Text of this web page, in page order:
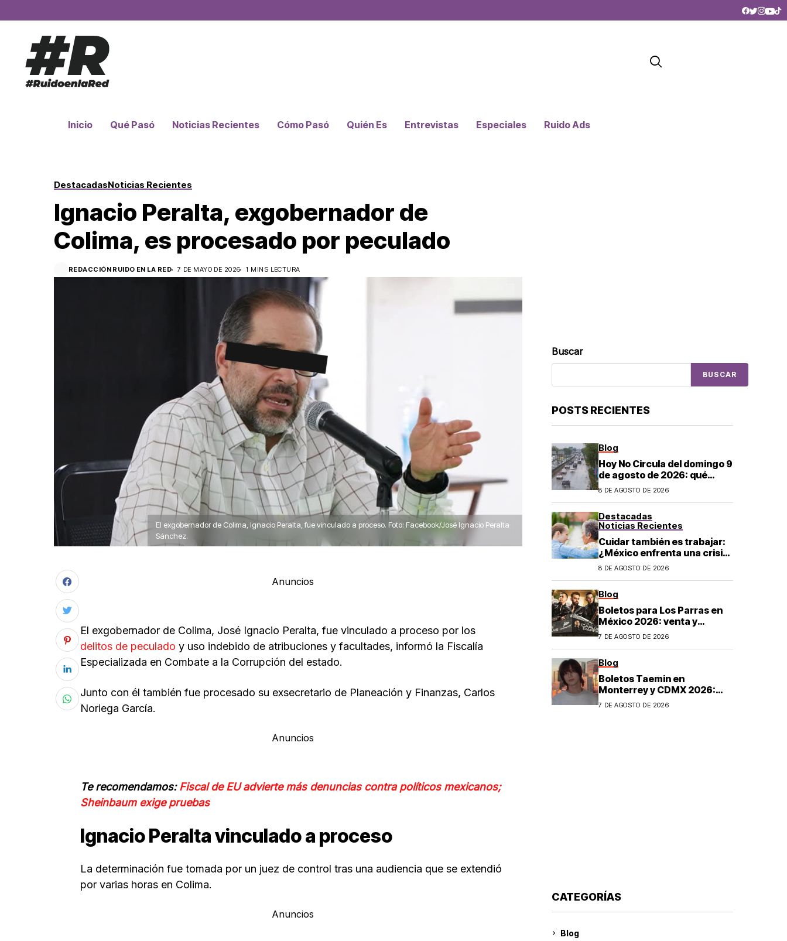
Inicio Qué Pasó Noticias Recientes Cómo Pasó Quién Es Entrevistas Especiales Ruido Ads
DestacadasNoticias Recientes
Ignacio Peralta, exgobernador de
Colima, es procesado por peculado
REDACCIÓN RUIDO EN LA RED 7 DE MAYO DE 2026 1 MINS LECTURA
El exgobernador de Colima, Ignacio Peralta, fue vinculado a proceso. Foto: Facebook/José Ignacio Peralta
Sánchez.
Anuncios
El exgobernador de Colima, José Ignacio Peralta, fue vinculado a proceso por los
delitos de peculado y uso indebido de atribuciones y facultades, informó la Fiscalía
Especializada en Combate a la Corrupción del estado.
Junto con él también fue procesado su exsecretario de Planeación y Finanzas, Carlos
Noriega García.
Anuncios
Te recomendamos:Fiscal de EU advierte más denuncias contra políticos mexicanos;
Sheinbaum exige pruebas
Ignacio Peralta vinculado a proceso
La determinación fue tomada por un juez de control tras una audiencia que se extendió
por varias horas en Colima.
Anuncios
Buscar
BUSCAR
POSTS RECIENTES
Blog
Hoy No Circula del domingo 9
de agosto de 2026: qué
autos descansan y no
los horarios oficiales
8 DE AGOSTO DE 2026
Destacadas
Noticias Recientes
Cuidar también es trabajar:
¿México enfrenta una crisis
de cuidados?
8 DE AGOSTO DE 2026
Blog
Boletos para Los Parras en
México 2026: venta y
precios
7 DE AGOSTO DE 2026
Blog
Boletos Taemin en
Monterrey y CDMX 2026:
¿dónde comprar?
7 DE AGOSTO DE 2026
CATEGORÍAS
Blog